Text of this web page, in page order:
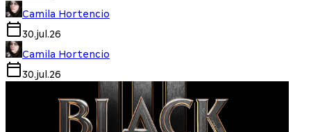
Camila Hortencio
30.jul.26
Camila Hortencio
30.jul.26